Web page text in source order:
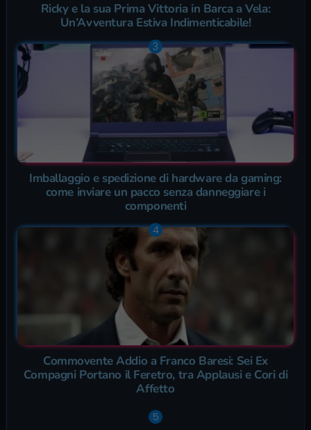
Ricky e la sua Prima Vittoria in Barca a Vela:
Un’Avventura Estiva Indimenticabile!
Imballaggio e spedizione di hardware da gaming:
come inviare un pacco senza danneggiare i
componenti
Commovente Addio a Franco Baresi: Sei Ex
Compagni Portano il Feretro, tra Applausi e Cori di
Affetto